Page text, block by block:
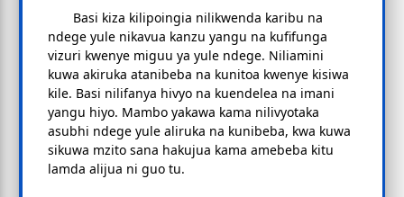
Basi kiza kilipoingia nilikwenda karibu na
ndege yule nikavua kanzu yangu na kufifunga
vizuri kwenye miguu ya yule ndege. Niliamini
kuwa akiruka atanibeba na kunitoa kwenye kisiwa
kile. Basi nilifanya hivyo na kuendelea na imani
yangu hiyo. Mambo yakawa kama nilivyotaka
asubhi ndege yule aliruka na kunibeba, kwa kuwa
sikuwa mzito sana hakujua kama amebeba kitu
lamda alijua ni guo tu.